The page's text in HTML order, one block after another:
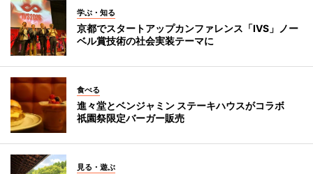
学ぶ・知る
京都でスタートアップカンファレンス「IVS」ノー
ベル賞技術の社会実装テーマに
食べる
進々堂とベンジャミン ステーキハウスがコラボ
祇園祭限定バーガー販売
見る・遊ぶ